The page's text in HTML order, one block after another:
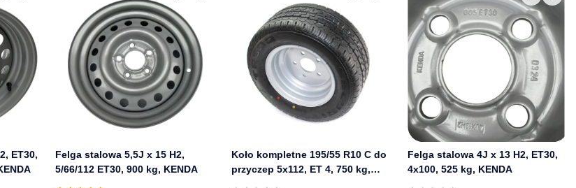
ET30,
Felga stalowa 5,5J x 15 H2,
5/66/112 ET30, 900 kg, KENDA
Koło kompletne 195/55 R10 C do
przyczep 5x112, ET 4, 750 kg,
Felga stalowa 4J x 13 H2, ET30,
4x100, 525 kg, KENDA